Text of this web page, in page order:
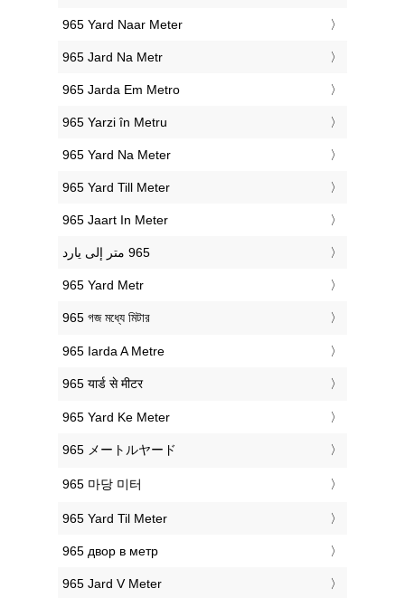
‎965 Yard Naar Meter
‎965 Jard Na Metr
‎965 Jarda Em Metro
‎965 Yarzi în Metru
‎965 Yard Na Meter
‎965 Yard Till Meter
‎965 Jaart In Meter
‎965 Yard Metr
‎965 গজ মধ্যে মিটার
‎965 Iarda A Metre
‎965 यार्ड से मीटर
‎965 Yard Ke Meter
‎965 メートルヤード
‎965 마당 미터
‎965 Yard Til Meter
‎965 двор в метр
‎965 Jard V Meter